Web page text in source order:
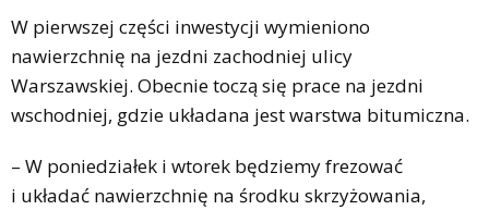
W pierwszej części inwestycji wymieniono
nawierzchnię na jezdni zachodniej ulicy
Warszawskiej. Obecnie toczą się prace na jezdni
wschodniej, gdzie układana jest warstwa bitumiczna.
– W poniedziałek i wtorek będziemy frezować
i układać nawierzchnię na środku skrzyżowania,